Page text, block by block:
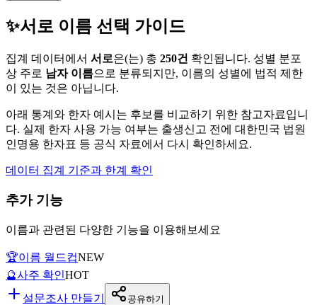
✨서로 이름 선택 가이드
집계 데이터에서 서로은(는) 총 250건 확인됩니다. 성별 분포
상 주로 남자이름으로 분류되지만, 이름의 성별에 법적 제한
이 있는 것은 아닙니다.
아래 통계와 한자 예시는 후보를 비교하기 위한 참고자료입니
다. 실제 한자 사용 가능 여부는 출생신고 전에 대한민국 법원
인명용 한자표 등 공식 자료에서 다시 확인하세요.
데이터 집계 기준과 한계 확인
추가 기능
이름과 관련된 다양한 기능을 이용해보세요
🏆이름 월드컵NEW
🔮사주 확인HOT
설문조사 만들기
공유하기